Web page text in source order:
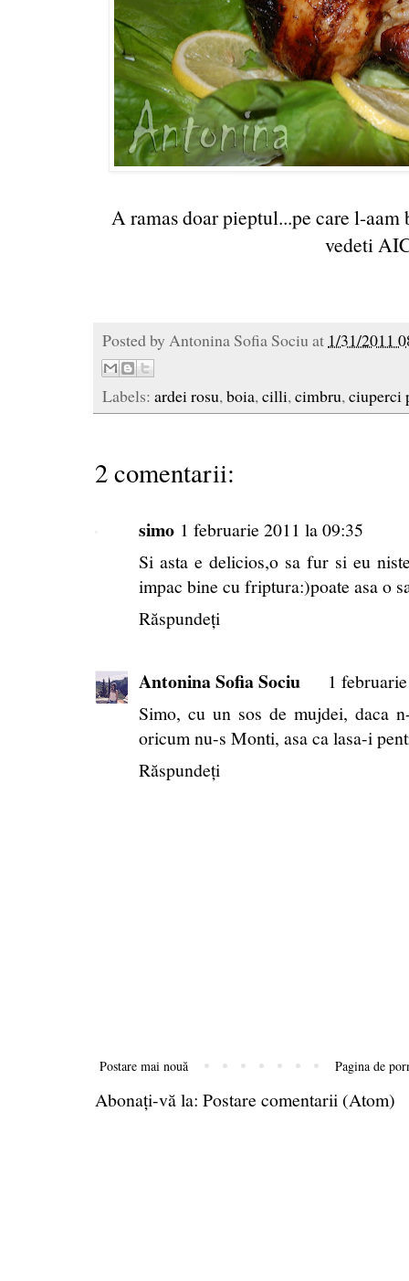
A ramas doar pieptul...pe care l-aam
vedeti
Posted by Antonina Sofia Sociu at 1/31/2011
Labels: ardei rosu,boia,cilli,cimbru,ciuperci
2 comentarii:
simo 1 februarie 2011 la 09:35
Si asta e delicios,o sa fur si eu
impac bine cu friptura:)poate asa o
Răspundeți
Antonina Sofia Sociu
1
Simo, cu un sos de mujdei, daca
oricum nu-s Monti, asa ca lasa-i
Răspundeți
Postare mai nouă Pagina de
Abonați-vă la: Postare comentarii (Atom)